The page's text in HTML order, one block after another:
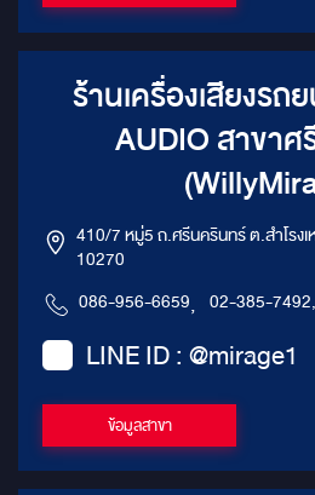
ร้านเครื่องเสียงรถ
AUDIO สาขาศรีนครินทร์
410/7 หมู่5 ถ.ศรีนครินทร์ ต.สำโรง
10270
086-956-6659, 02-385-
LINE ID : @mirage1
ข้อมูลสาขา